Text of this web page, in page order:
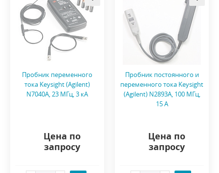
Пробник переменного
тока Keysight (Agilent)
N7040A, 23 МГц, 3 кА
Цена по
запросу
Пробник постоянного и
переменного тока Keysight
(Agilent) N2893A, 100 МГц,
15 A
Цена по
запросу